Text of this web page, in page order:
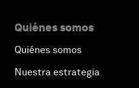
Quiénes somos
Quiénes somos
Nuestra estrategia